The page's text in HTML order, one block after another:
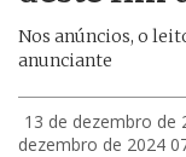
Nos anúncios, o
anunciante
13 de dezembro de
dezembro de 2024